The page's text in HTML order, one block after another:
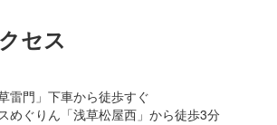
セス
雷門」下車から徒歩すぐ
めぐりん「浅草松屋西」から徒歩3分